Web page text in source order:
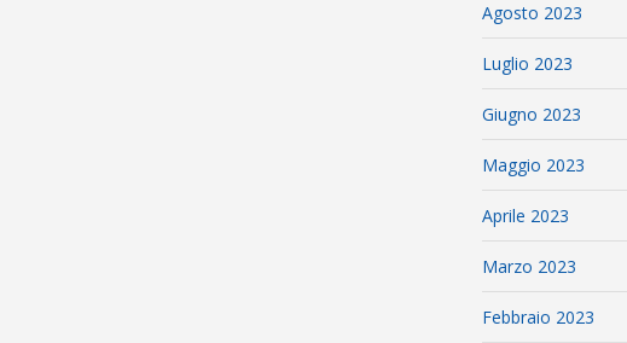
Agosto 2023
Luglio 2023
Giugno 2023
Maggio 2023
Aprile 2023
Marzo 2023
Febbraio 2023